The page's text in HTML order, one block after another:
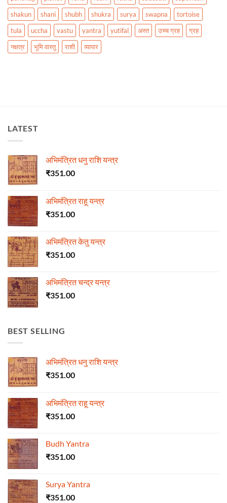
shakun
shani shubh shukra surya swapna
tortoise
tula
uccha vastu yantra yutifal अस्त उच्च ग्रह
ग्रह
नक्षत्र
भूमि वास्तु राशी व्यापार
LATEST
अभिमंत्रित धनु राशि यन्त्र
₹351.00
अभिमंत्रित राहू यन्त्र
₹351.00
अभिमंत्रित केतु यन्त्र
₹351.00
अभिमंत्रित चन्द्र यन्त्र
₹351.00
BEST SELLING
अभिमंत्रित धनु राशि यन्त्र
₹351.00
अभिमंत्रित राहू यन्त्र
₹351.00
Budh Yantra
₹351.00
Surya Yantra
₹351.00